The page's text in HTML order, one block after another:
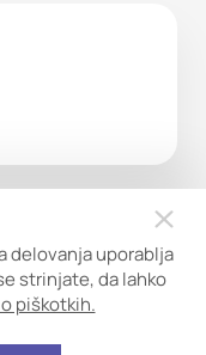
delovanja uporablja
strinjate, da lahko
piškotkih.